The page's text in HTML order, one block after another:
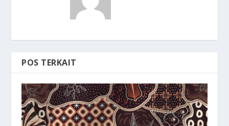
POS TERKAIT